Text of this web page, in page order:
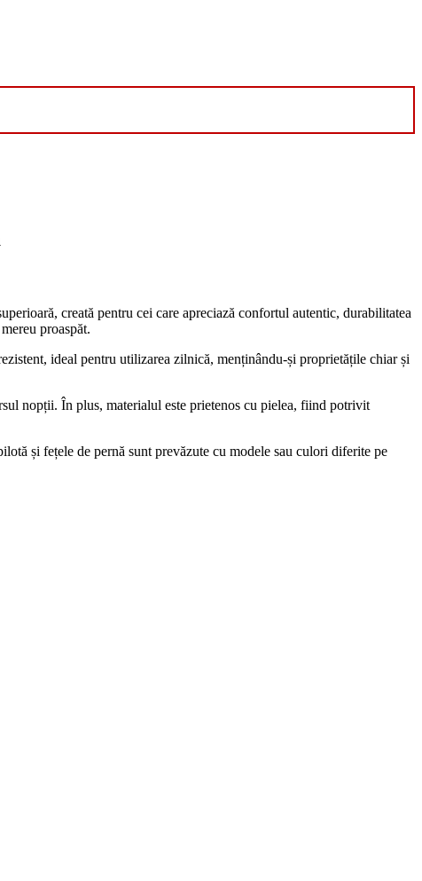
creată pentru cei care apreciază confortul autentic, durabilitatea
proaspăt.
ideal pentru utilizarea zilnică, menținându-și proprietățile chiar și
nopții. În plus, materialul este prietenos cu pielea, fiind potrivit
și fețele de pernă sunt prevăzute cu modele sau culori diferite pe